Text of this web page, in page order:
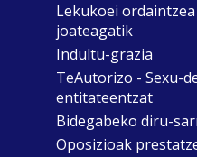
Lekukoei
joateagatik
Indultu-grazia
TeAutorizo - Sexu-
entitateentzat
Bidegabeko diru-
Oposizioak